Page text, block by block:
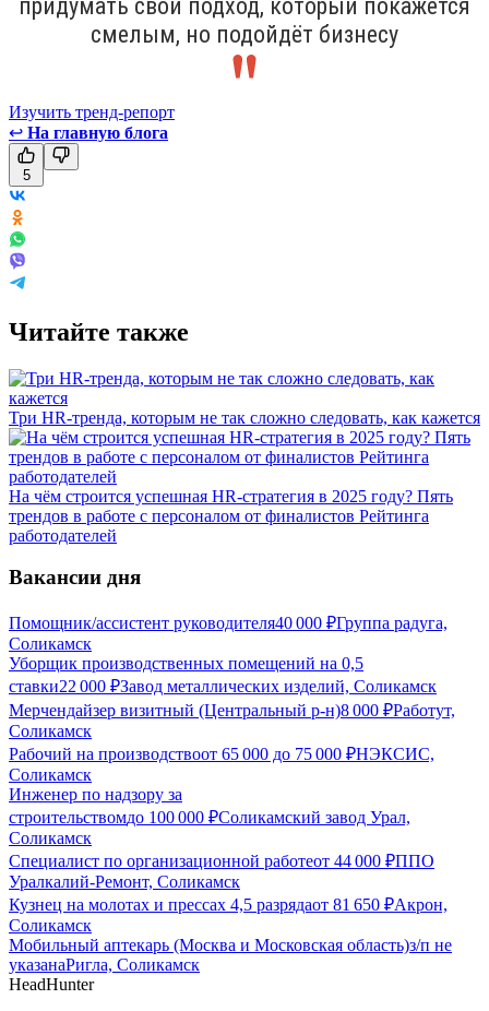
придумать свой подход, который покажется
смелым, но подойдёт бизнесу
Изучить тренд-репорт
↩ На главную блога
5
Читайте также
Три HR-тренда, которым не так сложно следовать, как кажется
На чём строится успешная HR-стратегия в 2025 году? Пять
трендов в работе с персоналом от финалистов Рейтинга
работодателей
Вакансии дня
Помощник/ассистент руководителя40 000 ₽Группа радуга,
Соликамск
Уборщик производственных помещений на 0,5
ставки22 000 ₽Завод металлических изделий, Соликамск
Мерчендайзер визитный (Центральный р-н)8 000 ₽Работут,
Соликамск
Рабочий на производствоот 65 000 до 75 000 ₽НЭКСИС,
Соликамск
Инженер по надзору за
строительствомдо 100 000 ₽Соликамский завод Урал,
Соликамск
Специалист по организационной работеот 44 000 ₽ППО
Уралкалий-Ремонт, Соликамск
Кузнец на молотах и прессах 4,5 разрядаот 81 650 ₽Акрон,
Соликамск
Мобильный аптекарь (Москва и Московская область)з/п не
указанаРигла, Соликамск
HeadHunter